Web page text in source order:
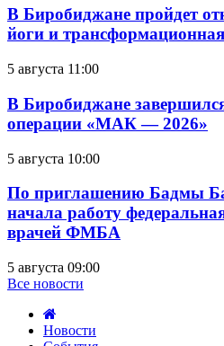
В Биробиджане пройдет
йоги и
5 августа 11:00
В Биробиджане
операции «МАК — 2026»
5 августа 10:00
По приглашению Бадмы
начала работу
врачей ФМБА
5 августа 09:00
Все новости
Новости